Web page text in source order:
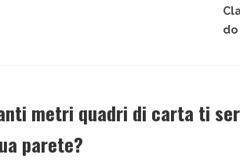
do
metri quadri di carta ti
parete?